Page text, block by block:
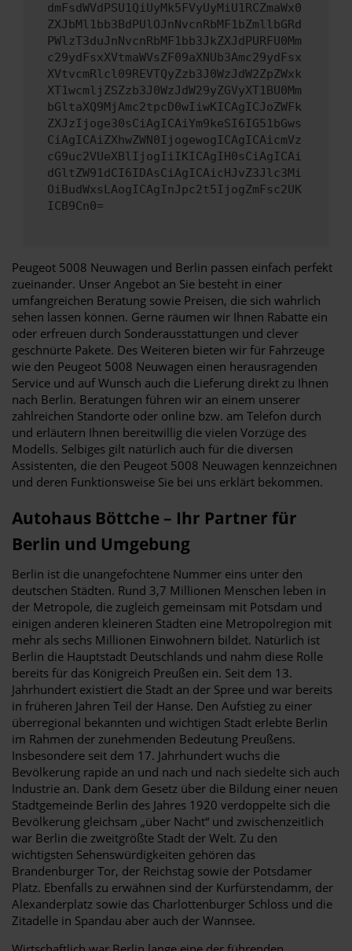
dmFsdWVdPSU1QiUyMk5FVyUyMiU1RCZmaWx0
ZXJbMl1bb3BdPUlOJnNvcnRbMF1bZmllbGRd
PWlzT3duJnNvcnRbMF1bb3JkZXJdPURFU0Mm
c29ydFsxXVtmaWVsZF09aXNUb3Amc29ydFsx
XVtvcmRlcl09REVTQyZzb3J0WzJdW2ZpZWxk
XT1wcmljZSZzb3J0WzJdW29yZGVyXT1BU0Mm
bGltaXQ9MjAmc2tpcD0wIiwKICAgICJoZWFk
ZXJzIjoge30sCiAgICAiYm9keSI6IG51bGws
CiAgICAiZXhwZWN0IjogewogICAgICAicmVz
cG9uc2VUeXBlIjogIiIKICAgIH0sCiAgICAi
dGltZW91dCI6IDAsCiAgICAicHJvZ3Jlc3Mi
OiBudWxsLAogICAgInJpc2t5IjogZmFsc2UK
ICB9Cn0=
Peugeot 5008 Neuwagen und Berlin passen einfach perfekt
zueinander. Unser Angebot an Sie besteht in einer
umfangreichen Beratung sowie Preisen, die sich wahrlich
sehen lassen können. Gerne räumen wir Ihnen Rabatte ein
oder erfreuen durch Sonderausstattungen und clever
geschnürte Pakete. Des Weiteren bieten wir für Fahrzeuge
wie den Peugeot 5008 Neuwagen einen herausragenden
Service und auf Wunsch auch die Lieferung direkt zu Ihnen
nach Berlin. Beratungen führen wir an einem unserer
zahlreichen Standorte oder online bzw. am Telefon durch
und erläutern Ihnen bereitwillig die vielen Vorzüge des
Modells. Selbiges gilt natürlich auch für die diversen
Assistenten, die den Peugeot 5008 Neuwagen kennzeichnen
und deren Funktionsweise Sie bei uns erklärt bekommen.
Autohaus Böttche – Ihr Partner für
Berlin und Umgebung
Berlin ist die unangefochtene Nummer eins unter den
deutschen Städten. Rund 3,7 Millionen Menschen leben in
der Metropole, die zugleich gemeinsam mit Potsdam und
einigen anderen kleineren Städten eine Metropolregion mit
mehr als sechs Millionen Einwohnern bildet. Natürlich ist
Berlin die Hauptstadt Deutschlands und nahm diese Rolle
bereits für das Königreich Preußen ein. Seit dem 13.
Jahrhundert existiert die Stadt an der Spree und war bereits
in früheren Jahren Teil der Hanse. Den Aufstieg zu einer
überregional bekannten und wichtigen Stadt erlebte Berlin
im Rahmen der zunehmenden Bedeutung Preußens.
Insbesondere seit dem 17. Jahrhundert wuchs die
Bevölkerung rapide an und nach und nach siedelte sich auch
Industrie an. Dank dem Gesetz über die Bildung einer neuen
Stadtgemeinde Berlin des Jahres 1920 verdoppelte sich die
Bevölkerung gleichsam „über Nacht“ und zwischenzeitlich
war Berlin die zweitgrößte Stadt der Welt. Zu den
wichtigsten Sehenswürdigkeiten gehören das
Brandenburger Tor, der Reichstag sowie der Potsdamer
Platz. Ebenfalls zu erwähnen sind der Kurfürstendamm, der
Alexanderplatz sowie das Charlottenburger Schloss und die
Zitadelle in Spandau aber auch der Wannsee.